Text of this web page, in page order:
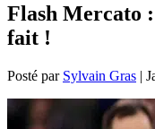
Flash Mercato
fait !
Posté par Sylvain Gras |